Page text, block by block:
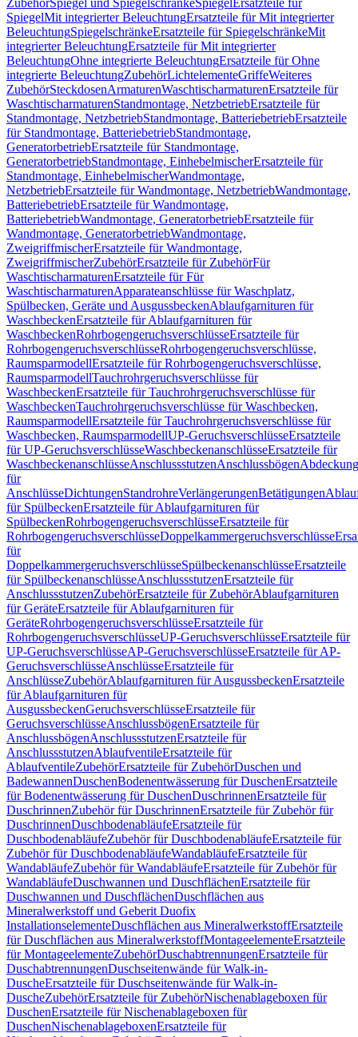
ZubehörSpiegel und SpiegelschränkeSpiegel Ersatzteile für
SpiegelMit integrierter BeleuchtungErsatzteile für Mit integrierter
BeleuchtungSpiegelschränkeErsatzteile für SpiegelschränkeMit
integrierter BeleuchtungErsatzteile für Mit integrierter
BeleuchtungOhne integrierte BeleuchtungErsatzteile für Ohne
integrierte BeleuchtungZubehörLichtelementeGriffeWeiteres
ZubehörSteckdosenArmaturenWaschtischarmaturenErsatzteile für
WaschtischarmaturenStandmontage, NetzbetriebErsatzteile für
Standmontage, NetzbetriebStandmontage, BatteriebetriebErsatzteile
für Standmontage, BatteriebetriebStandmontage,
GeneratorbetriebErsatzteile für Standmontage,
GeneratorbetriebStandmontage, EinhebelmischerErsatzteile für
Standmontage, EinhebelmischerWandmontage,
NetzbetriebErsatzteile für Wandmontage, NetzbetriebWandmontage,
BatteriebetriebErsatzteile für Wandmontage,
BatteriebetriebWandmontage, GeneratorbetriebErsatzteile für
Wandmontage, GeneratorbetriebWandmontage,
ZweigriffmischerErsatzteile für Wandmontage,
ZweigriffmischerZubehörErsatzteile für ZubehörFür
WaschtischarmaturenErsatzteile für Für
WaschtischarmaturenApparateanschlüsse für Waschplatz,
Spülbecken, Geräte und AusgussbeckenAblaufgarnituren für
WaschbeckenErsatzteile für Ablaufgarnituren für
WaschbeckenRohrbogengeruchsverschlüsseErsatzteile für
RohrbogengeruchsverschlüsseRohrbogengeruchsverschlüsse,
RaumsparmodellErsatzteile für Rohrbogengeruchsverschlüsse,
RaumsparmodellTauchrohrgeruchsverschlüsse für
WaschbeckenErsatzteile für Tauchrohrgeruchsverschlüsse für
WaschbeckenTauchrohrgeruchsverschlüsse für Waschbecken,
RaumsparmodellErsatzteile für Tauchrohrgeruchsverschlüsse für
Waschbecken, RaumsparmodellUP-GeruchsverschlüsseErsatzteile
für UP-GeruchsverschlüsseWaschbeckenanschlüsseErsatzteile für
WaschbeckenanschlüsseAnschlussstutzenAnschlussbögen
für
AnschlüsseDichtungenStandrohreVerlängerungenBetätigungen
für SpülbeckenErsatzteile für Ablaufgarnituren für
SpülbeckenRohrbogengeruchsverschlüsseErsatzteile für
RohrbogengeruchsverschlüsseDoppelkammergeruchsverschlüsse
für
DoppelkammergeruchsverschlüsseSpülbeckenanschlüsseErsatzteile
für SpülbeckenanschlüsseAnschlussstutzenErsatzteile für
AnschlussstutzenZubehörErsatzteile für ZubehörAblaufgarnituren
für GeräteErsatzteile für Ablaufgarnituren für
GeräteRohrbogengeruchsverschlüsseErsatzteile für
RohrbogengeruchsverschlüsseUP-GeruchsverschlüsseErsatzteile für
UP-GeruchsverschlüsseAP-GeruchsverschlüsseErsatzteile für AP-
GeruchsverschlüsseAnschlüsseErsatzteile für
AnschlüsseZubehörAblaufgarnituren für AusgussbeckenErsatzteile
für Ablaufgarnituren für
AusgussbeckenGeruchsverschlüsseErsatzteile für
GeruchsverschlüsseAnschlussbögenErsatzteile für
AnschlussbögenAnschlussstutzenErsatzteile für
AnschlussstutzenAblaufventileErsatzteile für
AblaufventileZubehörErsatzteile für ZubehörDuschen und
BadewannenDuschenBodenentwässerung für DuschenErsatzteile
für Bodenentwässerung für DuschenDuschrinnenErsatzteile für
DuschrinnenZubehör für DuschrinnenErsatzteile für Zubehör für
DuschrinnenDuschbodenabläufeErsatzteile für
DuschbodenabläufeZubehör für DuschbodenabläufeErsatzteile für
Zubehör für DuschbodenabläufeWandabläufeErsatzteile für
WandabläufeZubehör für WandabläufeErsatzteile für Zubehör für
WandabläufeDuschwannen und DuschflächenErsatzteile für
Duschwannen und DuschflächenDuschflächen aus
Mineralwerkstoff und Geberit Duofix
InstallationselementeDuschflächen aus MineralwerkstoffErsatzteile
für Duschflächen aus MineralwerkstoffMontageelementeErsatzteile
für MontageelementeZubehörDuschabtrennungenErsatzteile für
DuschabtrennungenDuschseitenwände für Walk-in-
DuscheErsatzteile für Duschseitenwände für Walk-in-
DuscheZubehörErsatzteile für ZubehörNischenablageboxen für
DuschenErsatzteile für Nischenablageboxen für
DuschenNischenablageboxenErsatzteile für